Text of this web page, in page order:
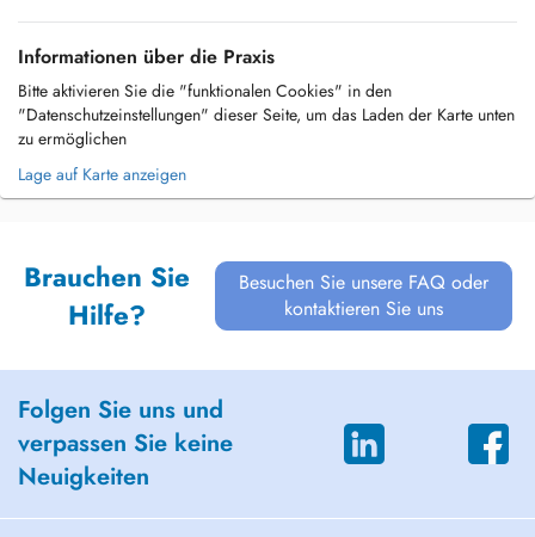
Informationen über die Praxis
Bitte aktivieren Sie die "funktionalen Cookies" in den
"Datenschutzeinstellungen" dieser Seite, um das Laden der Karte unten
zu ermöglichen
Lage auf Karte anzeigen
Brauchen Sie
Hilfe?
Besuchen Sie unsere FAQ oder
kontaktieren Sie uns
Folgen Sie uns und
verpassen Sie keine
Neuigkeiten